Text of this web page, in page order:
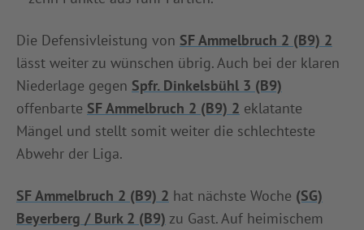
Die Defensivleistung von SF Ammelbruch 2 (B9) 2
lässt weiter zu wünschen übrig. Auch bei der klaren
Niederlage gegen Spfr. Dinkelsbühl 3 (B9)
offenbarte SF Ammelbruch 2 (B9) 2 eklatante
Mängel und stellt somit weiter die schlechteste
Abwehr der Liga.
SF Ammelbruch 2 (B9) 2 hat nächste Woche (SG)
Beyerberg / Burk 2 (B9) zu Gast. Auf heimischem